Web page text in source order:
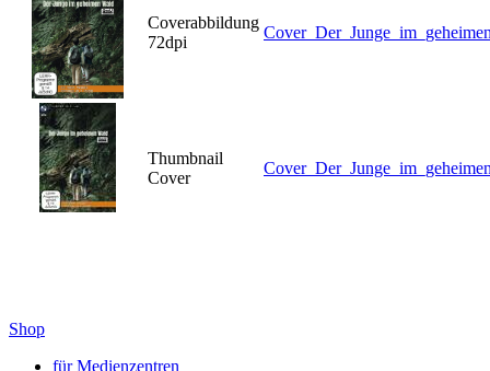
Coverabbildung
72dpi
Thumbnail
Cover
Shop
für Medienzentren